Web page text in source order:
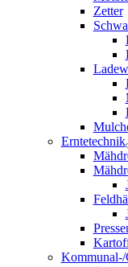
Zetter
Erntetechnik
Kommunal-/